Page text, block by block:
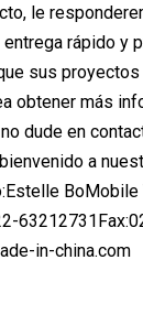
le
rápido y
sus
obtener más
dude en
a
in-china.com